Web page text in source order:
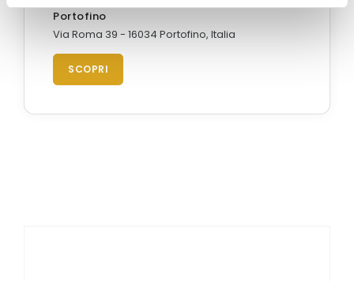
Portofino
Via Roma 39 - 16034 Portofino, Italia
SCOPRI